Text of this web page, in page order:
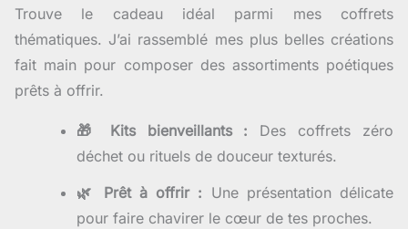
Trouve le cadeau idéal parmi mes coffrets
thématiques. J’ai rassemblé mes plus belles créations
fait main pour composer des assortiments poétiques
prêts à offrir.
🎁 Kits bienveillants : Des coffrets zéro
déchet ou rituels de douceur texturés.
🌿 Prêt à offrir : Une présentation délicate
pour faire chavirer le cœur de tes proches.